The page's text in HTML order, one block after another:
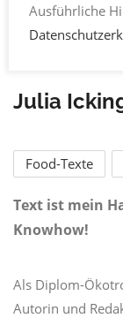
Julia
Food-Texte
Text ist mein
Knowhow!
Als Diplom-
Autorin und
Ausführliche